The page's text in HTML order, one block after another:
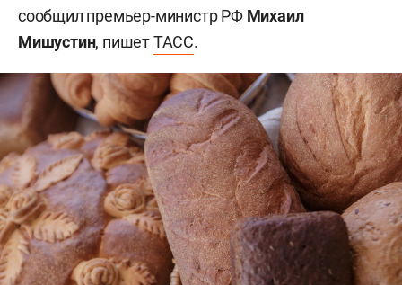
сообщил премьер-министр РФ Михаил
Мишустин, пишетТАСС.